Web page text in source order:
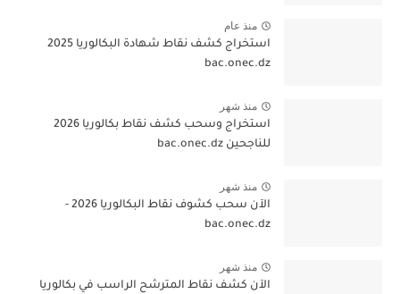
منذ عام
استخراج كشف نقاط شهادة البكالوريا 2025
bac.onec.dz
منذ شهر
استخراج وسحب كشف نقاط بكالوريا 2026
للناجحين bac.onec.dz
منذ شهر
الآن سحب كشوف نقاط البكالوريا 2026 -
bac.onec.dz
منذ شهر
الآن كشف نقاط المترشح الراسب في بكالوريا